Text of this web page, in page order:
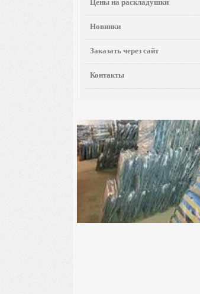
Цены на раскладушки
Новинки
Заказать через сайт
Контакты